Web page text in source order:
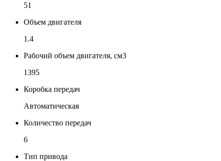
51
Объем двигателя
1.4
Рабочий объем двигателя, см3
1395
Коробка передач
Автоматическая
Количество передач
6
Тип привода